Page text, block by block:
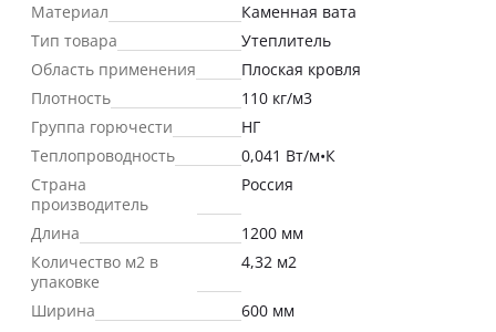
Материал
Каменная вата
Тип товара
Утеплитель
Область применения
Плоская кровля
Плотность
110 кг/м3
Группа горючести
НГ
Теплопроводность
0,041 Вт/м•К
Страна
производитель
Россия
Длина
1200 мм
Количество м2 в
упаковке
4,32 м2
Ширина
600 мм